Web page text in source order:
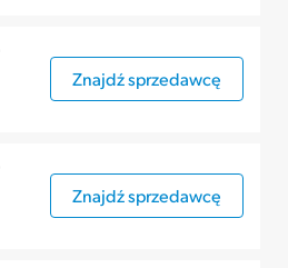
Znajdź sprzedawcę
Znajdź sprzedawcę